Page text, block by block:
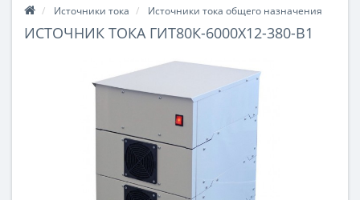
Источники тока Источники тока общего назначения
ИСТОЧНИК ТОКА ГИТ80К-6000Х12-380-В1